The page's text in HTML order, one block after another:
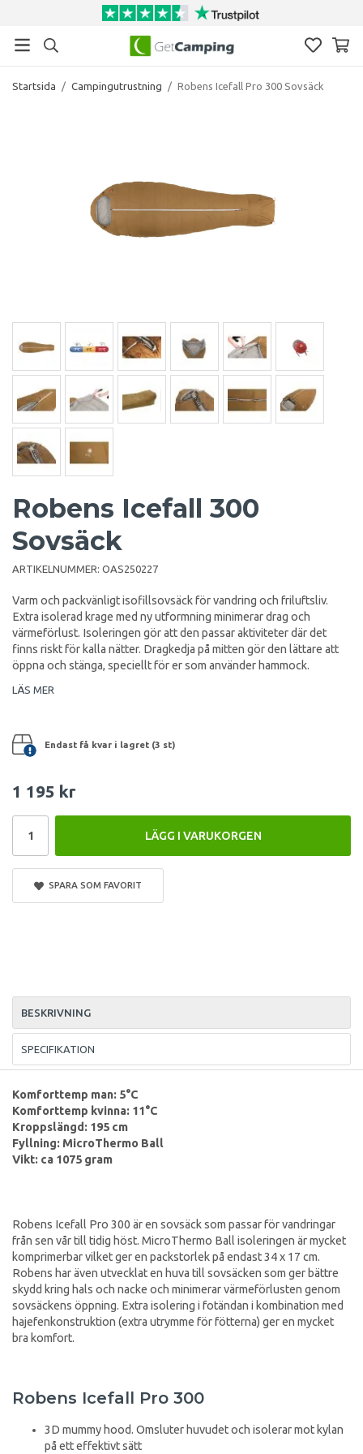
Startsida / Campingutrustning / Robens Icefall Pro 300 Sovsäck
Robens Icefall 300
Sovsäck
ARTIKELNUMMER: OAS250227
Varm och packvänligt isofillsovsäck för vandring och friluftsliv.
Extra isolerad krage med ny utformning minimerar drag och
värmeförlust. Isoleringen gör att den passar aktiviteter där det
finns riskt för kalla nätter. Dragkedja på mitten gör den lättare att
öppna och stänga, speciellt för er som använder hammock.
LÄS MER
Endast få kvar i lagret (3 st)
1 195 kr
LÄGG I VARUKORGEN
SPARA SOM FAVORIT
BESKRIVNING
SPECIFIKATION
Komforttemp man: 5°C
Komforttemp kvinna: 11°C
Kroppslängd: 195 cm
Fyllning: MicroThermo Ball
Vikt: ca 1075 gram
Robens Icefall Pro 300 är en sovsäck som passar för vandringar
från sen vår till tidig höst. MicroThermo Ball isoleringen är mycket
komprimerbar vilket ger en packstorlek på endast 34 x 17 cm.
Robens har även utvecklat en huva till sovsäcken som ger bättre
skydd kring hals och nacke och minimerar värmeförlusten genom
sovsäckens öppning. Extra isolering i fotändan i kombination med
hajefenkonstruktion (extra utrymme för fötterna) ger en mycket
bra komfort.
Robens Icefall Pro 300
3D mummy hood. Omsluter huvudet och isolerar mot kylan
på ett effektivt sätt